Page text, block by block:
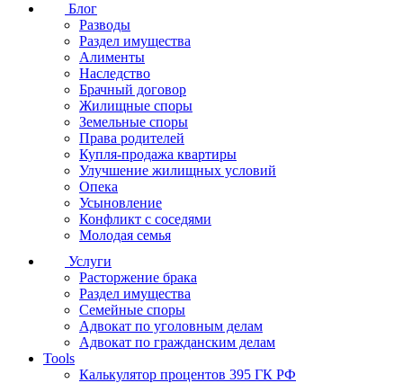
Блог
Разводы
Раздел имущества
Алименты
Наследство
Брачный договор
Жилищные споры
Земельные споры
Права родителей
Купля-продажа квартиры
Улучшение жилищных условий
Опека
Усыновление
Конфликт с соседями
Молодая семья
Услуги
Расторжение брака
Раздел имущества
Семейные споры
Адвокат по уголовным делам
Адвокат по гражданским делам
Tools
Калькулятор процентов 395 ГК РФ